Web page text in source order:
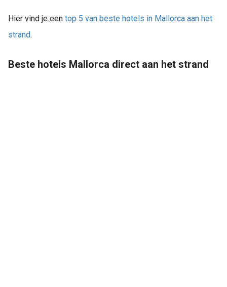
Hier vind je een top 5 van beste hotels in Mallorca aan het
strand.
Beste hotels Mallorca direct aan het strand